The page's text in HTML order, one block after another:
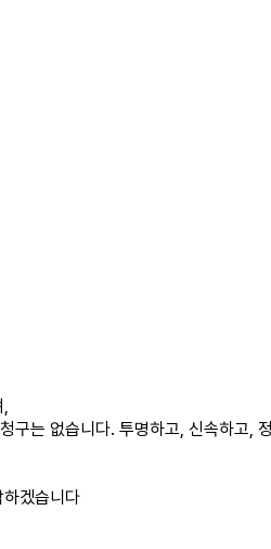
,
구는 없습니다. 투명하고, 신속하고,
겠습니다